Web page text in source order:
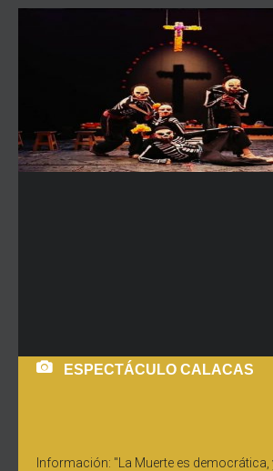
ESPECTÁCULO CALACAS
Información: "La Muerte es democrática,